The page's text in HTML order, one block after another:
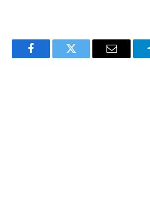
FacebookTwitter Email